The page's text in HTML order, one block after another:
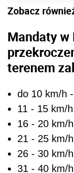
Zobacz
Mandaty
terenem
do 10 km/h
11 - 15 km/
16 - 20 km/
21 - 25 km/
26 - 30 km/
31 - 40 km/